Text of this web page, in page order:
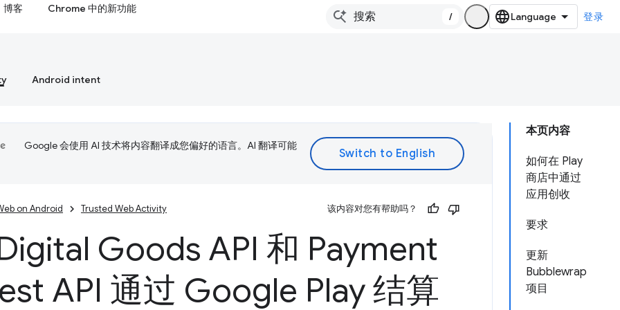
博客 Chrome 中的新功能
/ 登录
Android intent
本页内容
如何在 Play
商店中通过
应用创收
要求
更新
Bubblewrap
项目
Google 会使用 AI 技术将内容翻译成您偏好的语言。AI 翻译可能
on Android Trusted Web Activity 该内容对您有帮助吗？
Goods API 和 Payment
API 通过 Google Play 结算